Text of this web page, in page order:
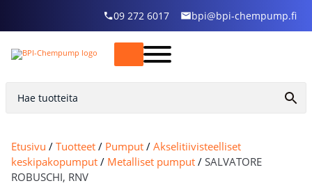
09 272 6017 bpi@bpi-chempump.fi
Etusivu / Tuotteet / Pumput / Akselitiivisteelliset
keskipakopumput / Metalliset pumput / SALVATORE
ROBUSCHI, RNV